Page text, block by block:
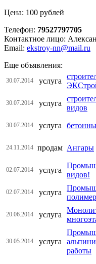
Цена: 100 рублей
Телефон: 79527797705
Контактное лицо:
Email: ekstroy-nn@mail.ru
Еще объявления:
30.07.2014 услуга
30.07.2014 услуга
видов
30.07.2014 услуга
24.11.2014 продам Ангары
02.07.2014 услуга
видов!
02.07.2014 услуга
20.06.2014 услуга
30.05.2014 услуга
работы